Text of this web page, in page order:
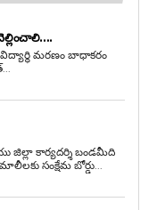
విద్యార్థి మరణం బాధాకరం
భారత్...
సంక్షేమ బోర్డు...